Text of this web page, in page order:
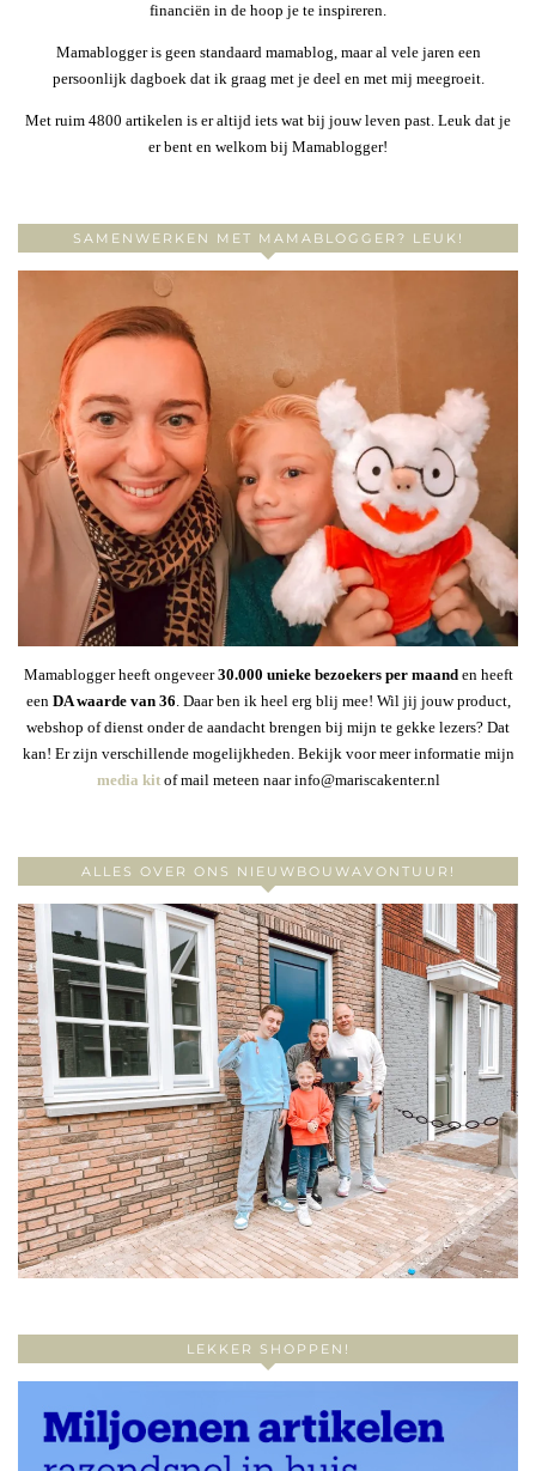
financiën in de hoop je te inspireren.
Mamablogger is geen standaard mamablog, maar al vele jaren een
persoonlijk dagboek dat ik graag met je deel en met mij meegroeit.
Met ruim 4800 artikelen is er altijd iets wat bij jouw leven past. Leuk dat je
er bent en welkom bij Mamablogger!
SAMENWERKEN MET MAMABLOGGER? LEUK!
Mamablogger heeft ongeveer30.000 unieke bezoekers per maanden heeft
een DA waarde van 36 . Daar ben ik heel erg blij mee! Wil jij jouw product,
webshop of dienst onder de aandacht brengen bij mijn te gekke lezers? Dat
kan! Er zijn verschillende mogelijkheden. Bekijk voor meer informatie mijn
media kitof mail meteen naar info@mariscakenter.nl
ALLES OVER ONS NIEUWBOUWAVONTUUR!
LEKKER SHOPPEN!